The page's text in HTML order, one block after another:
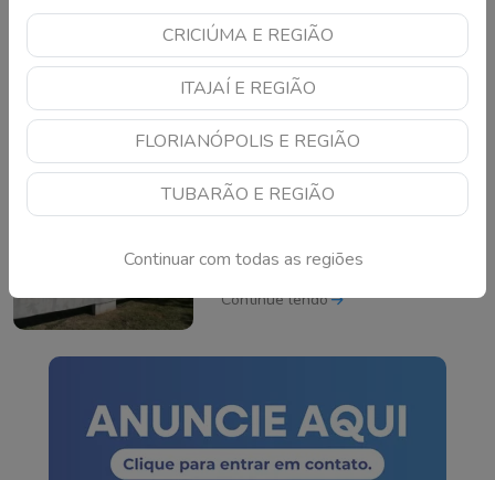
CRICIÚMA E REGIÃO
ITAJAÍ E REGIÃO
FLORIANÓPOLIS E REGIÃO
TUBARÃO E REGIÃO
Continuar com todas as regiões
Mega-Sena pode pagar
R$ 165 milhões neste
domingo; veja como
apostar
Continue lendo
TSE cria conselho para
nas eleições de 2026
Continue lendo